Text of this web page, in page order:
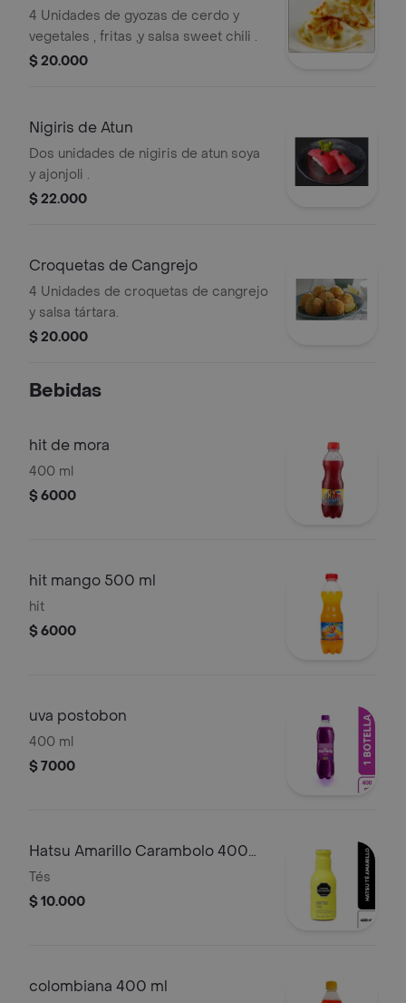
4 Unidades de gyozas de cerdo y
vegetales , fritas ,y salsa sweet chili .
$ 20.000
Nigiris de Atun
Dos unidades de nigiris de atun soya
y ajonjoli .
$ 22.000
Croquetas de Cangrejo
4 Unidades de croquetas de cangrejo
y salsa tártara.
$ 20.000
Bebidas
hit de mora
400 ml
$ 6000
hit mango 500 ml
hit
$ 6000
uva postobon
400 ml
$ 7000
Hatsu Amarillo Carambolo 400
ml
Tés
$ 10.000
colombiana 400 ml